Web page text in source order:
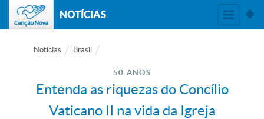
NOTÍCIAS
Notícias Brasil
50 ANOS
Entenda as riquezas do Concílio
Vaticano II na vida da Igreja